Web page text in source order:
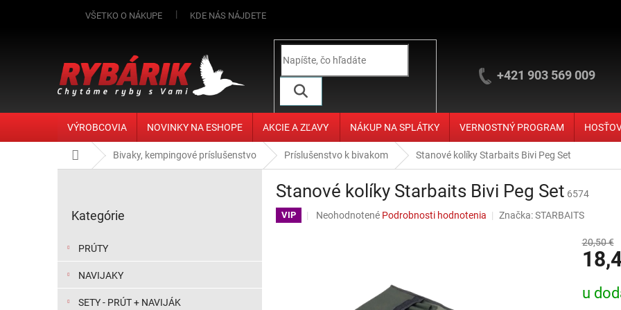
VŠETKO O NÁKUPE KDE NÁS NÁJDETE
+421 903 569 009
VÝROBCOVIA NOVINKY NA ESHOPE AKCIE A ZĽAVY NÁKUP NA SPLÁTKY VERNOSTNÝ PROGRAM
DomovBivaky, kempingové príslušenstvo Príslušenstvo k bivakom Stanové kolíky Starbaits Bivi Peg Set
Kategórie
PRÚTY
NAVIJAKY
SETY - PRÚT + NAVIJÁK
Stanové kolíky Starbaits Bivi Peg Set 6574
VIP Priemerné hodnotenie produktu je 0,0 z 5 hviezdičiek.
Neohodnotené Podrobnosti hodnotenia Značka:STARBAITS
20,50 €
u